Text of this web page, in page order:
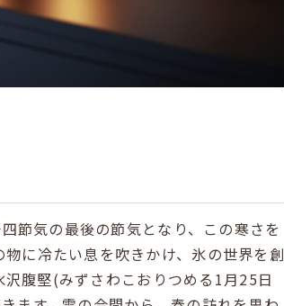
節気の最後の節気となり、この寒さを
に冷たい息を吹きかけ、氷の世界を創
腹堅(みずさわこおりつめる1月25日